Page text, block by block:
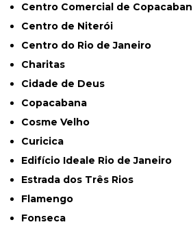
Centro Comercial de
Centro de Niterói
Centro do Rio de Janeiro
Charitas
Cidade de Deus
Copacabana
Cosme Velho
Curicica
Edifício Ideale Rio de Janeiro
Estrada dos Três Rios
Flamengo
Fonseca